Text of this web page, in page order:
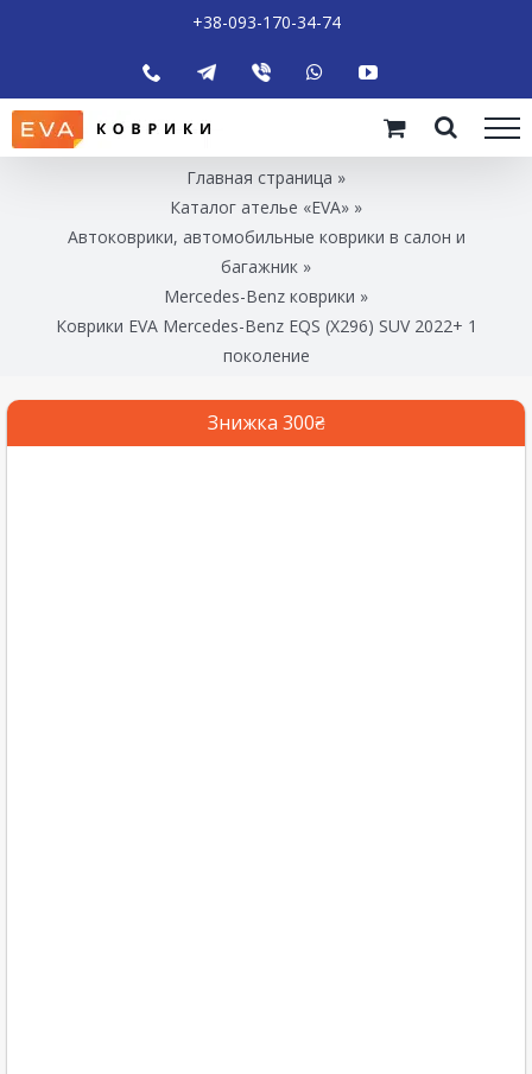
+38-093-170-34-74
Главная страница »
Каталог ателье «EVA» »
Автоковрики, автомобильные коврики в салон и
багажник »
Mercedes-Benz коврики »
Коврики EVA Mercedes-Benz EQS (X296) SUV 2022+ 1
поколение
Знижка 300₴